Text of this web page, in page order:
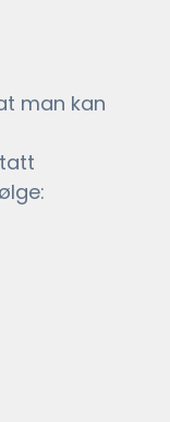
man kan